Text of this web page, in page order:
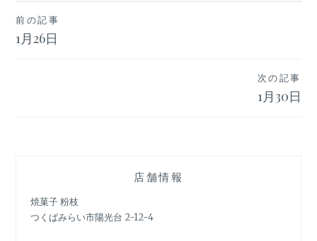
投
稿
ョ
ン
前の記事
1月26日
次の記事
1月30日
店舗情報
焼菓子 粉枝
つくばみらい市陽光台 2-12-4